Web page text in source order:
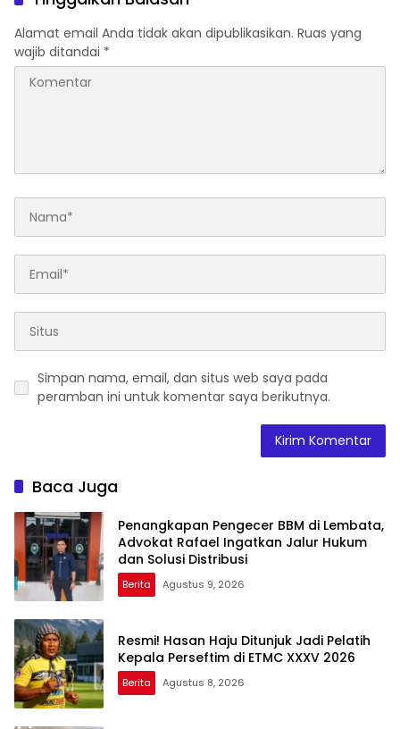
Alamat email Anda tidak akan dipublikasikan. Ruas yang
wajib ditandai *
Simpan nama, email, dan situs web saya pada
peramban ini untuk komentar saya berikutnya.
Baca Juga
Penangkapan Pengecer BBM di Lembata,
Advokat Rafael Ingatkan Jalur Hukum
dan Solusi Distribusi
Berita Agustus 9, 2026
Resmi! Hasan Haju Ditunjuk Jadi Pelatih
Kepala Perseftim di ETMC XXXV 2026
Berita Agustus 8, 2026